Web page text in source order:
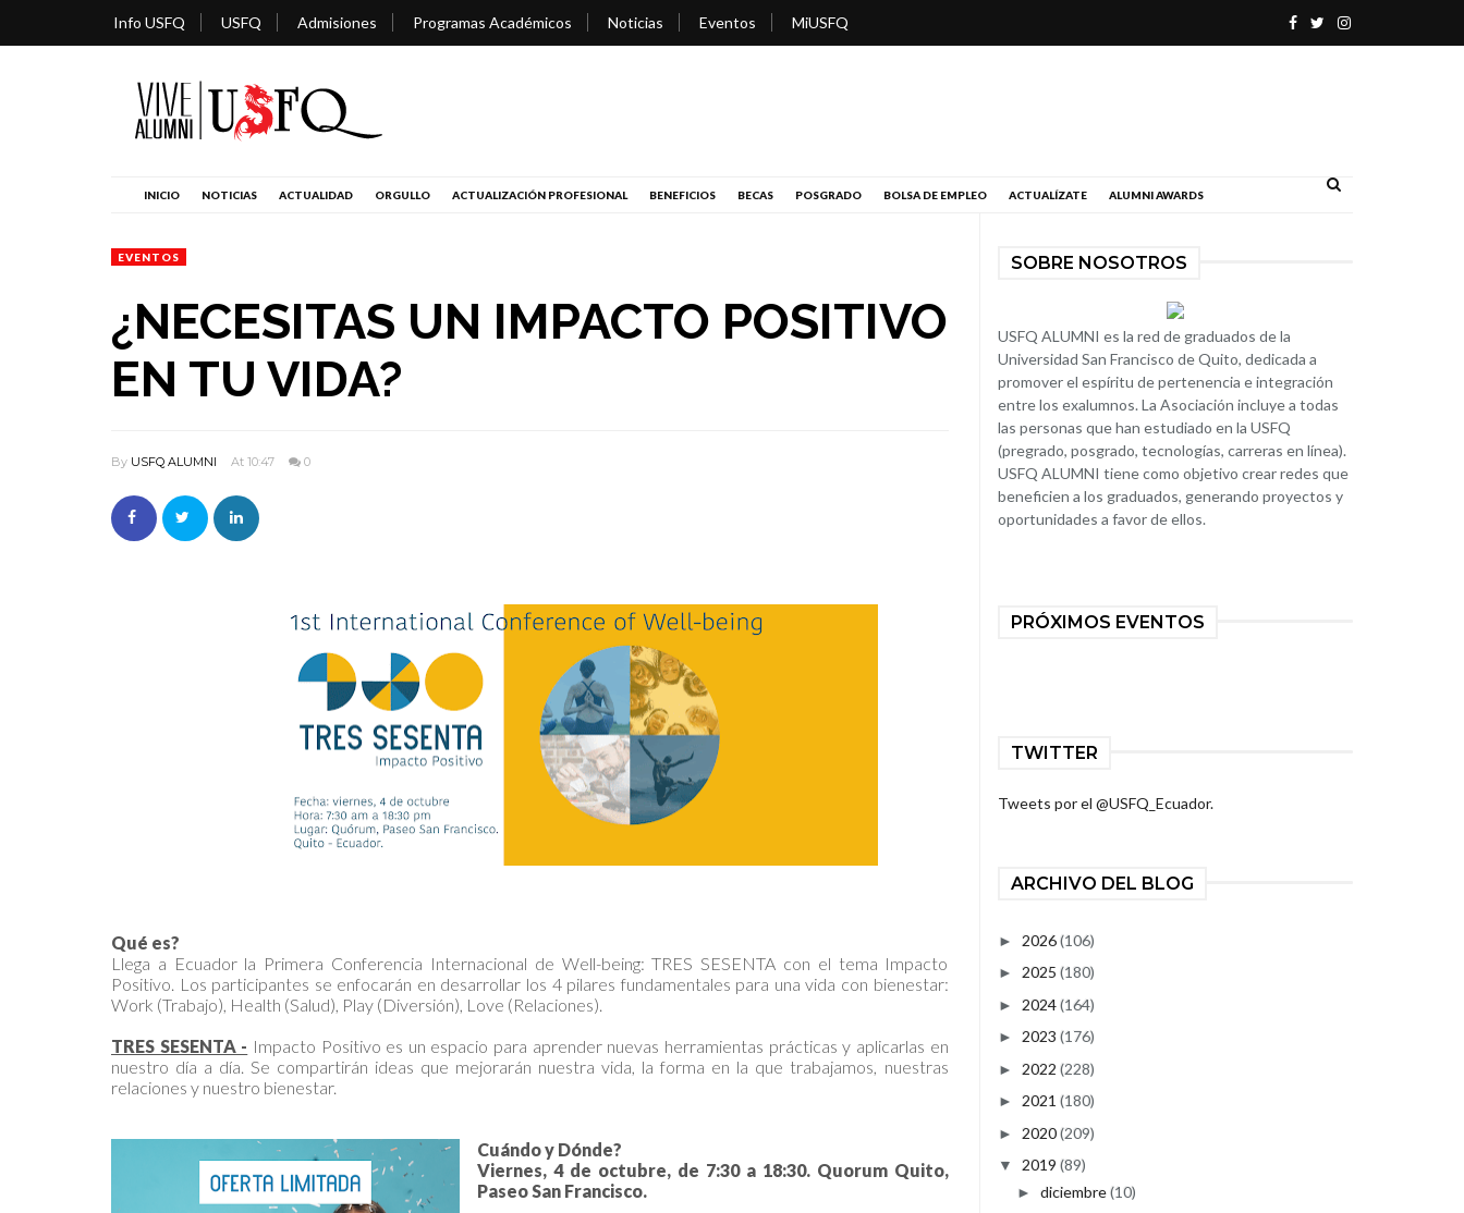
Info USFQ USFQ Admisiones Programas Académicos Noticias Eventos MiUSFQ
INICIO NOTICIAS ACTUALIDAD ORGULLO ACTUALIZACIÓN PROFESIONAL BENEFICIOS BECAS POSGRADO BOLSA DE EMPLEO ACTUALÍZATE ALUMNI AWARDS
EVENTOS
¿NECESITAS UN IMPACTO POSITIVO
EN TU VIDA?
By USFQ ALUMNI At 10:47 0
Qué es?
Llega a Ecuador la Primera Conferencia Internacional de Well-being: TRES SESENTA con el tema Impacto
Positivo. Los participantes se enfocarán en desarrollar los 4 pilares fundamentales para una vida con bienestar:
Work (Trabajo), Health (Salud), Play (Diversión), Love (Relaciones).
TRES SESENTA - Impacto Positivo es un espacio para aprender nuevas herramientas prácticas y aplicarlas en
nuestro día a día. Se compartirán ideas que mejorarán nuestra vida, la forma en la que trabajamos, nuestras
relaciones y nuestro bienestar.
Cuándo y Dónde?
Viernes, 4 de octubre, de 7:30 a 18:30. Quorum Quito,
Paseo San Francisco.
SOBRE NOSOTROS
USFQ ALUMNI es la red de graduados de la
Universidad San Francisco de Quito, dedicada a
promover el espíritu de pertenencia e integración
entre los exalumnos. La Asociación incluye a todas
las personas que han estudiado en la USFQ
(pregrado, posgrado, tecnologías, carreras en línea).
USFQ ALUMNI tiene como objetivo crear redes que
beneficien a los graduados, generando proyectos y
oportunidades a favor de ellos.
PRÓXIMOS EVENTOS
TWITTER
Tweets por el @USFQ_Ecuador.
ARCHIVO DEL BLOG
► 2026(106)
► 2025 (180)
► 2024(164)
► 2023 (176)
► 2022 (228)
► 2021 (180)
► 2020(209)
▼ 2019 (89)
► diciembre(10)